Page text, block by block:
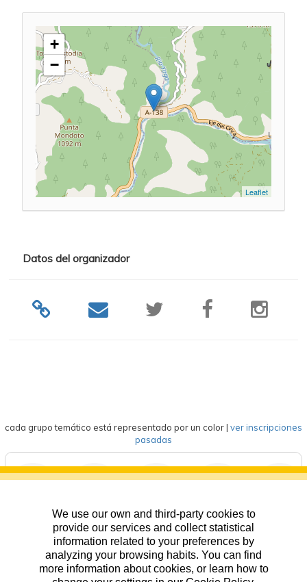
+
−
Leaflet
Datos del organizador
cada grupo temático está representado por un color| ver inscripciones
pasadas
eventos competición formación
We use our own and third-party cookies to
provide our services and collect statistical
information related to your preferences by
analyzing your browsing habits. You can find
more information about cookies, or learn how to